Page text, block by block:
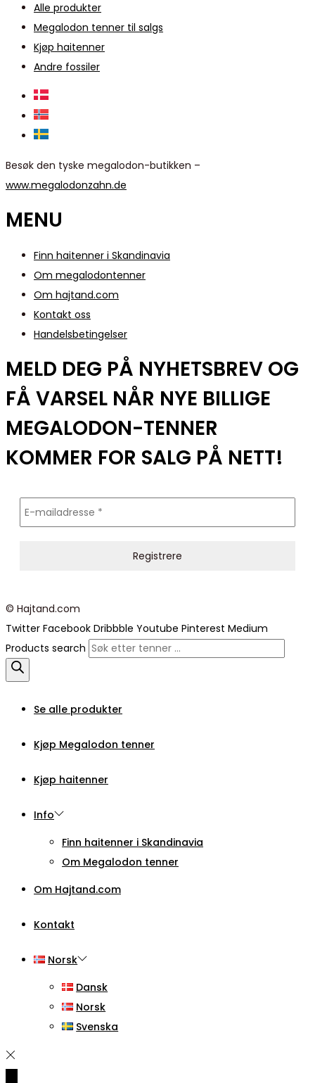
Alle produkter
Megalodon tenner til salgs
Kjøp haitenner
Andre fossiler
Besøk den tyske megalodon-butikken –
www.megalodonzahn.de
MENU
Finn haitenner i Skandinavia
Om megalodontenner
Om hajtand.com
Kontakt oss
Handelsbetingelser
MELD DEG PÅ NYHETSBREV OG
FÅ VARSEL NÅR NYE BILLIGE
MEGALODON-TENNER
KOMMER FOR SALG PÅ NETT!
© Hajtand.com
Twitter Facebook Dribbble Youtube Pinterest Medium
Products search
Se alle produkter
Kjøp Megalodon tenner
Kjøp haitenner
Info
Finn haitenner i Skandinavia
Om Megalodon tenner
Om Hajtand.com
Kontakt
Norsk
Dansk
Norsk
Svenska